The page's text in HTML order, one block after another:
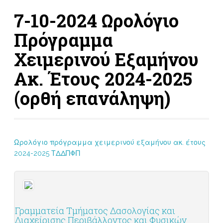
7-10-2024 Ωρολόγιο
Πρόγραμμα
Χειμερινού Εξαμήνου
Ακ. Έτους 2024-2025
(ορθή επανάληψη)
Ωρολόγιο πρόγραμμα χειμερινού εξαμήνου ακ. έτους
2024-2025 ΤΔΔΠΦΠ
Γραμματεία Τμήματος Δασολογίας και
Διαχείρισης Περιβάλλοντος και Φυσικών